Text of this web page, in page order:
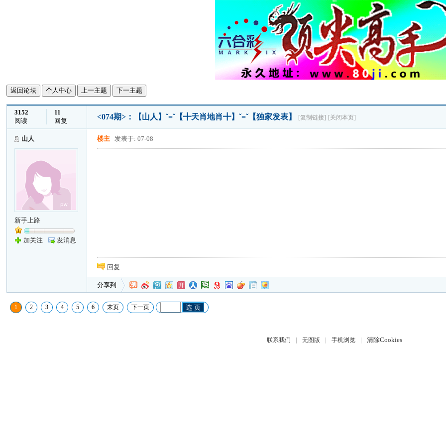
返回论坛 个人中心 上一主题 下一主题
3152
阅读
11
回复
<074期>：【山人】ˇ=ˇ【╋天肖地肖╋】ˇ=ˇ【独家发表】 [复制链接] [关闭本页]
山人
新手上路
加关注 发消息
楼主 发表于: 07-08
回复
分享到
1 2 3 4 5 6 末页 下一页 选 页
联系我们 | 无图版 | 手机浏览 | 清除Cookies